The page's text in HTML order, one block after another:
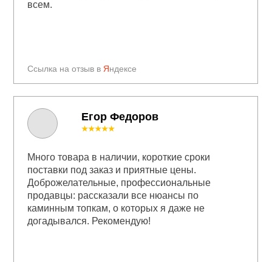
Ссылка на отзыв в Яндексе
всем.
Егор Федоров
★★★★★
Много товара в наличии, короткие сроки
поставки под заказ и приятные цены.
Доброжелательные, профессиональные
продавцы: рассказали все нюансы по
каминным топкам, о которых я даже не
догадывался. Рекомендую!